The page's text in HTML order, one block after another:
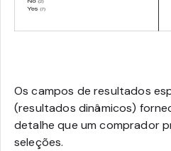
Os campos de resultados
(resultados dinâmicos)
detalhe que um comprador
seleções.